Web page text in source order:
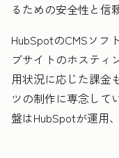
るための安全性と信
HubSpotのCMSソフ
ブサイトのホスティ
用状況に応じた課金
ツの制作に専念して
盤はHubSpotが運用